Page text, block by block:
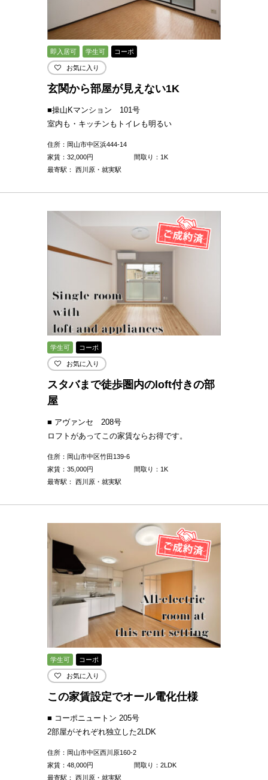
即入居可 学生可 コーポ
お気に入り
玄関から部屋が見えない1K
■操山Kマンション 101号
室内も・キッチンもトイレも明るい
住所：岡山市中区浜444-14
家賃： 32,000円
間取り：1K
最寄駅： 西川原・就実駅
学生可 コーポ
お気に入り
スタバまで徒歩圏内のloft付きの部
屋
■ アヴァンセ 208号
ロフトがあってこの家賃ならお得です。
住所：岡山市中区竹田139-6
家賃： 35,000円
間取り：1K
最寄駅： 西川原・就実駅
学生可 コーポ
お気に入り
この家賃設定でオール電化仕様
■ コーポニュートン 205号
2部屋がそれぞれ独立した2LDK
住所：岡山市中区西川原160-2
家賃： 48,000円
間取り：2LDK
最寄駅： 西川原・就実駅